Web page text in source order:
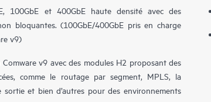
100GbE et 400GbE haute densité avec des
bloquantes. (100GbE/400GbE pris en charge
v9)
v9 avec des modules H2 proposant des
comme le routage par segment, MPLS, la
et bien d’autres pour des environnements